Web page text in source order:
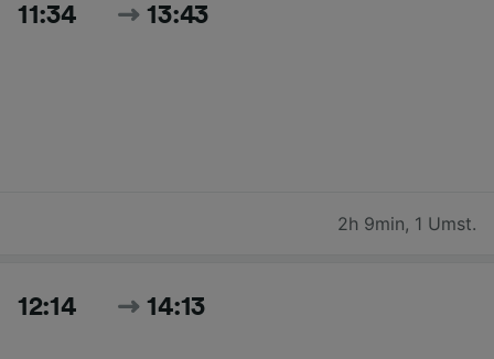
11:34 13:43
2h 9min, 1 Umst.
12:14 14:13